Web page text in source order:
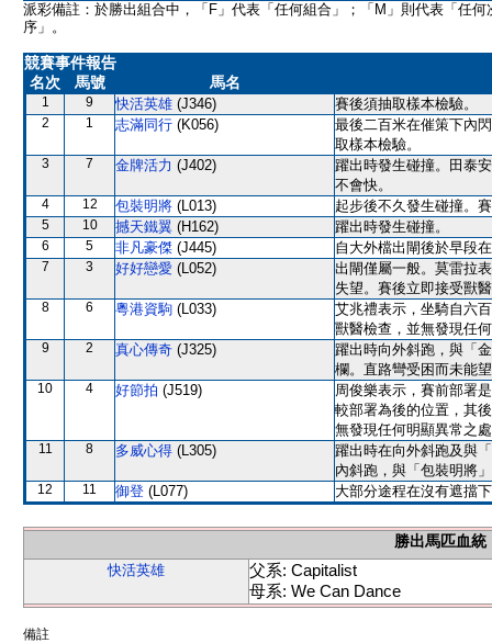
派彩備註：於勝出組合中，「F」代表「任何組合」；「M」則代表「任何
序」。
競賽事件報告
名次
馬號 馬名
1 9 快活英雄 (J346) 賽後須抽取樣本檢驗。
2 1 志滿同行 (K056)
最後二百米在催策下內
取樣本檢驗。
3 7 金牌活力 (J402)
躍出時發生碰撞。田泰
不會快。
4 12 包裝明將 (L013) 起步後不久發生碰撞。
5 10 撼天鐵翼 (H162) 躍出時發生碰撞。
6 5 非凡豪傑 (J445) 自大外檔出閘後於早段
7 3 好好戀愛 (L052)
出閘僅屬一般。莫雷拉
失望。賽後立即接受獸
8 6 粵港資駒 (L033)
艾兆禮表示，坐騎自六
獸醫檢查，並無發現任
9 2 真心傳奇 (J325)
躍出時向外斜跑，與「
欄。直路彎受困而未能
10 4 好節拍 (J519)
周俊樂表示，賽前部署
較部署為後的位置，其
無發現任何明顯異常之
11 8 多威心得 (L305)
躍出時在向外斜跑及與
內斜跑，與「包裝明將
12 11 御登 (L077) 大部分途程在沒有遮擋
勝出馬匹血統
快活英雄
父系: Capitalist
母系: We Can Dance
備註